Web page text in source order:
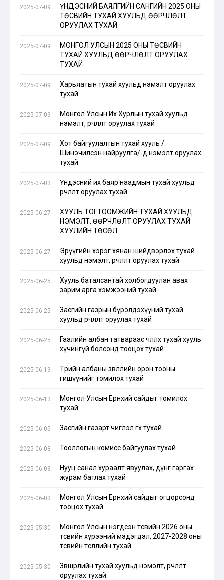
2025-07-09
ҮНДЭСНИЙ БАЯЛГИЙН САНГИЙН 2025 ОНЫ
ТӨСВИЙН ТУХАЙ ХУУЛЬД ӨӨРЧЛӨЛТ
ОРУУЛАХ ТУХАЙ
2025-07-09
МОНГОЛ УЛСЫН 2025 ОНЫ ТӨСВИЙН
ТУХАЙ ХУУЛЬД ӨӨРЧЛӨЛТ ОРУУЛАХ
ТУХАЙ
2025-07-09
Харьяатын тухай хуульд нэмэлт оруулах
тухай
2025-07-09
Монгол Улсын Их Хурлын тухай хуульд
нэмэлт, өөрчлөлт оруулах тухай
2025-07-09
Хот байгуулалтын тухай хууль /
Шинэчилсэн найруулга/-д нэмэлт оруулах
тухай
2025-07-03
Үндэсний их баяр наадмын тухай хуульд
өөрчлөлт оруулах тухай
2025-06-27
ХУУЛЬ ТОГТООМЖИЙН ТУХАЙ ХУУЛЬД
НЭМЭЛТ, ӨӨРЧЛӨЛТ ОРУУЛАХ ТУХАЙ
ХУУЛИЙН ТӨСӨЛ
2025-06-27
Эрүүгийн хэрэг хянан шийдвэрлэх тухай
хуульд нэмэлт, өөрчлөлт оруулах тухай
2025-06-25
Хууль баталсантай холбогдуулан авах
зарим арга хэмжээний тухай
2025-06-25
Засгийн газрын бүрэлдэхүүний тухай
хуульд өөрчлөлт оруулах тухай
2025-06-25
Гаалийн албан татвараас чөлөөлөх тухай хууль
хүчингүй болсонд тооцох тухай
2025-06-19
Төрийн албаны зөвлөлийн орон тооны
гишүүнийг томилох тухай
2025-06-13
Монгол Улсын Ерөнхий сайдыг томилох
тухай
2025-06-05 Засгийн газарт чиглэл өгөх тухай
2025-06-03 Тооллогын комисс байгуулах тухай
2025-06-03
Нууц санал хураалт явуулах, дүнг гаргах
журам батлах тухай
2025-06-03
Монгол Улсын Ерөнхий сайдыг огцорсонд
тооцох тухай
2025-05-30
Монгол Улсын нэгдсэн төсвийн 2026 оны
төсвийн хүрээний мэдэгдэл, 2027-2028 оны
төсвийн төсөөллийн тухай
2025-05-30
Зөвшөөрлийн тухай хуульд нэмэлт, өөрчлөлт
оруулах тухай